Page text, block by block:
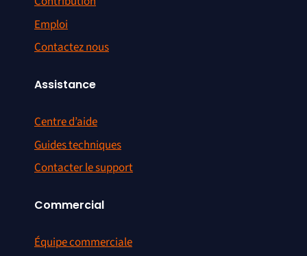
Emploi
Contactez nous
Assistance
Centre d’aide
Guides techniques
Contacter le support
Commercial
Équipe commerciale